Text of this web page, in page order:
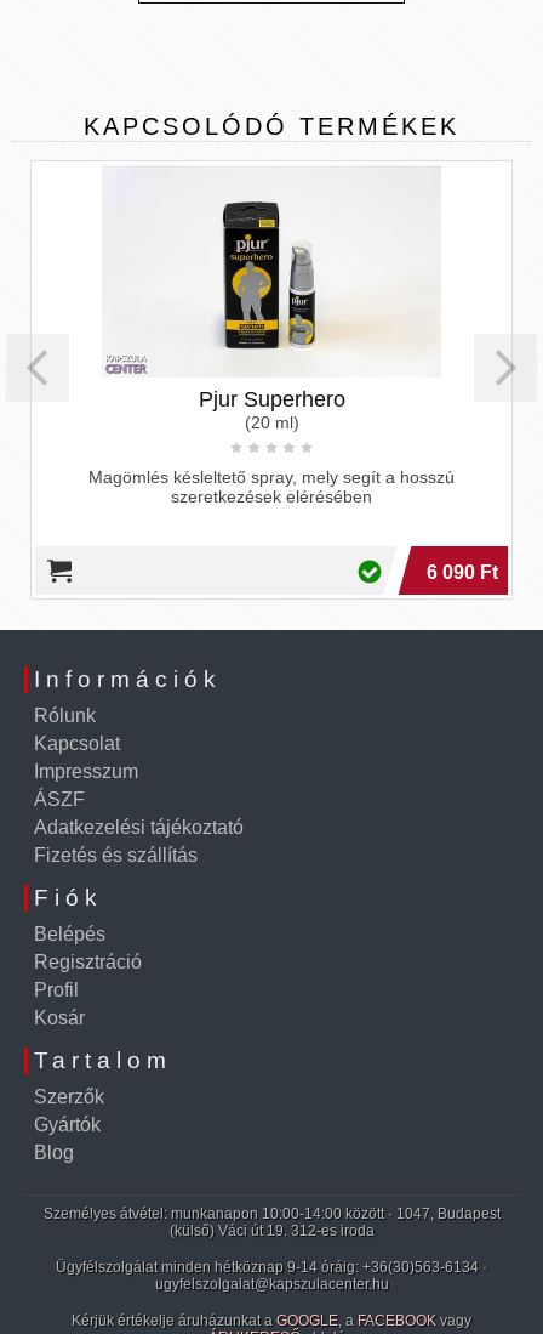
KAPCSOLÓDÓ TERMÉKEK
Pjur Superhero
(20 ml)
Magömlés késleltető spray, mely segít a hosszú
szeretkezések elérésében
6 090 Ft
Információk
Rólunk
Kapcsolat
Impresszum
ÁSZF
Adatkezelési tájékoztató
Fizetés és szállítás
Fiók
Belépés
Regisztráció
Profil
Kosár
Tartalom
Szerzők
Gyártók
Blog
Személyes átvétel: munkanapon 10:00-14:00 között · 1047, Budapest
(külső) Váci út 19. 312-es iroda
Ügyfélszolgálat minden hétköznap 9-14 óráig: +36(30)563-6134 ·
ugyfelszolgalat@kapszulacenter.hu
Kérjük értékelje áruházunkat a GOOGLE, a FACEBOOK vagy